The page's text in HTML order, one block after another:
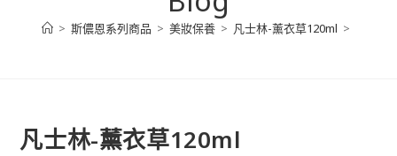
> 斯儂恩系列商品 > 美妝保養 > 凡士林-薰衣草120ml >
凡士林-薰衣草120ml